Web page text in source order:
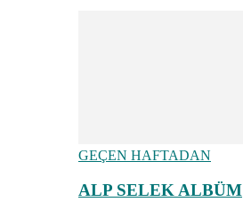
GEÇEN HAFTADAN
ALP SELEK ALBÜM